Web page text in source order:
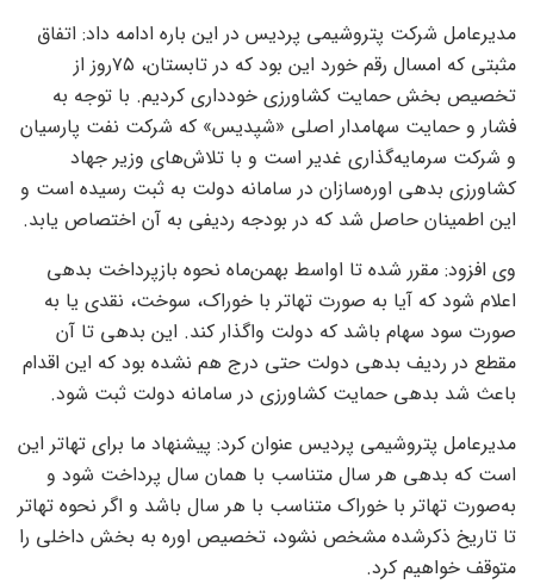
مدیرعامل شرکت پتروشیمی پردیس در این باره ادامه داد: اتفاق
مثبتی که امسال رقم خورد این بود که در تابستان، ۷۵روز از
تخصیص بخش حمایت کشاورزی خودداری کردیم. با توجه به
فشار و حمایت سهامدار اصلی «شپدیس» که شرکت نفت پارسیان
و شرکت سرمایه‌گذاری غدیر است و با تلاش‌‌‌های وزیر جهاد
کشاورزی بدهی اوره‌سازان در سامانه دولت به ثبت رسیده است و
این اطمینان حاصل شد که در بودجه ردیفی به آن اختصاص یابد.
وی افزود: مقرر شده تا اواسط بهمن‌ماه نحوه بازپرداخت بدهی
اعلام شود که آیا به صورت تهاتر با خوراک، سوخت، نقدی یا به
صورت سود سهام باشد که دولت واگذار کند. این بدهی تا آن
مقطع در ردیف بدهی دولت حتی درج هم نشده بود که این اقدام
باعث شد بدهی حمایت کشاورزی در سامانه دولت ثبت شود.
مدیرعامل پتروشیمی پردیس عنوان کرد: پیشنهاد ما برای تهاتر این
است که بدهی هر سال متناسب با همان سال پرداخت شود و
به‌صورت تهاتر با خوراک متناسب با هر سال باشد و اگر نحوه تهاتر
تا تاریخ ذکرشده مشخص نشود، تخصیص اوره به بخش داخلی را
متوقف خواهیم کرد.